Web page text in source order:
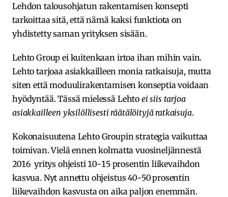
Lehdon talousohjatun rakentamisen konsepti
tarkoittaa sitä, että nämä kaksi funktiota on
yhdistetty saman yrityksen sisään.
Lehto Group ei kuitenkaan irtoa ihan mihin vain.
Lehto tarjoaa asiakkailleen monia ratkaisuja, mutta
siten että moduulirakentamisen konseptia voidaan
hyödyntää. Tässä mielessä Lehto ei siis tarjoa
asiakkailleen yksilöllisesti räätälöityjä ratkaisuja.
Kokonaisuutena Lehto Groupin strategia vaikuttaa
toimivan. Vielä ennen kolmatta vuosineljännestä
2016 yritys ohjeisti 10-15 prosentin liikevaihdon
kasvua. Nyt annettu ohjeistus 40-50 prosentin
liikevaihdon kasvusta on aika paljon enemmän.